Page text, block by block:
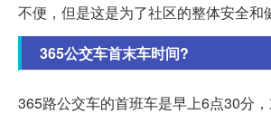
不便，但是这是为了社区的整体安全和
365公交车首末车时间?
365路公交车的首班车是早上6点30分